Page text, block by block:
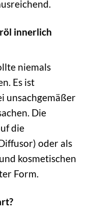
innerlich
niemals
Es ist
unsachgemäßer
Die
die
oder als
kosmetischen
Form.